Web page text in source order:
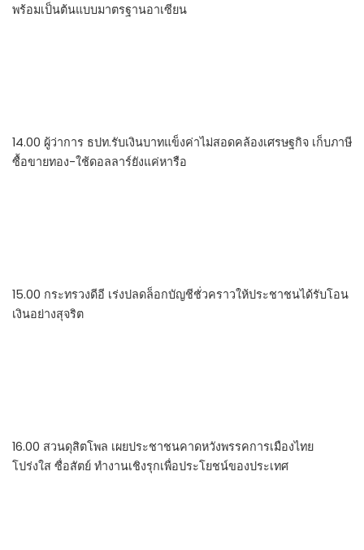
พร้อมเป็นต้นแบบมาตรฐานอาเซียน
14.00 ผู้ว่าการ ธปท.รับเงินบาทแข็งค่าไม่สอดคล้องเศรษฐกิจ เก็บภาษี
ซื้อขายทอง-ใช้ดอลลาร์ยังแค่หารือ
15.00 กระทรวงดีอี เร่งปลดล็อกบัญชีชั่วคราวให้ประชาชนได้รับโอน
เงินอย่างสุจริต
16.00 สวนดุสิตโพล เผยประชาชนคาดหวังพรรคการเมืองไทย
โปร่งใส ซื่อสัตย์ ทำงานเชิงรุกเพื่อประโยชน์ของประเทศ